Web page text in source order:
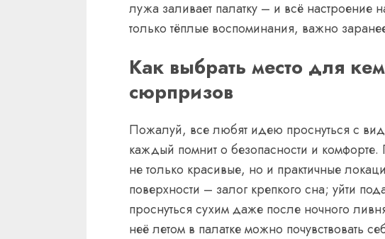
лужа заливает палатку – и всё настроение
только тёплые воспоминания, важно
Как выбрать место для
сюрпризов
Пожалуй, все любят идею проснуться с
каждый помнит о безопасности и
не только красивые, но и практичные
поверхности – залог крепкого сна; уйти
проснуться сухим даже после ночного
неё летом в палатке можно почувствовать